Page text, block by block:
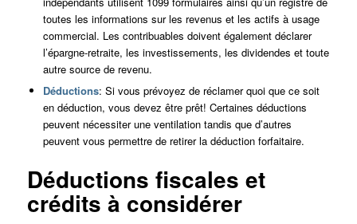
toutes les informations sur les revenus et les actifs à usage
commercial. Les contribuables doivent également déclarer
l’épargne-retraite, les investissements, les dividendes et toute
autre source de revenu.
Déductions: Si vous prévoyez de réclamer quoi que ce soit
en déduction, vous devez être prêt! Certaines déductions
peuvent nécessiter une ventilation tandis que d’autres
peuvent vous permettre de retirer la déduction forfaitaire.
Déductions fiscales et
crédits à considérer